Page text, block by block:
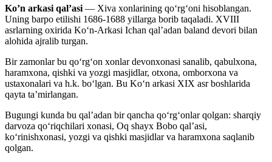
Ko’n arkasi qal’asi — Xiva xonlarining qo‘rg‘oni hisoblangan.
Uning barpo etilishi 1686-1688 yillarga borib taqaladi. XVIII
asrlarning oxirida Ko‘n-Arkasi Ichan qal’adan baland devori bilan
alohida ajralib turgan.
Bir zamonlar bu qo‘rg‘on xonlar devonxonasi sanalib, qabulxona,
haramxona, qishki va yozgi masjidlar, otxona, omborxona va
ustaxonalari va h.k. bo‘lgan. Bu Ko‘n arkasi XIX asr boshlarida
qayta ta’mirlangan.
Bugungi kunda bu qal’adan bir qancha qo‘rg‘onlar qolgan: sharqiy
darvoza qo‘riqchilari xonasi, Oq shayx Bobo qal’asi,
ko‘rinishxonasi, yozgi va qishki masjidlar va haramxona saqlanib
qolgan.